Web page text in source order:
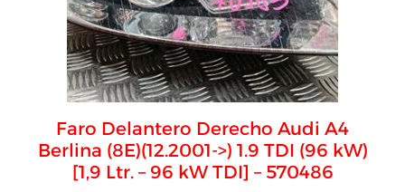
Faro Delantero Derecho Audi A4
Berlina (8E)(12.2001->) 1.9 TDI (96 kW)
[1,9 Ltr. – 96 kW TDI] – 570486